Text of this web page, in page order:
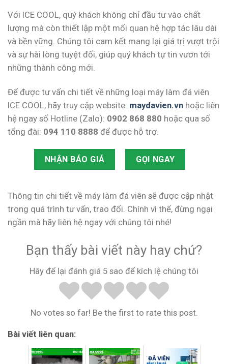
Với ICE COOL, quý khách không chỉ đầu tư vào chất
lượng mà còn thiết lập một mối quan hệ hợp tác lâu dài
và bền vững. Chúng tôi cam kết mang lại giá trị vượt trội
và sự hài lòng tuyệt đối, giúp quý khách tự tin vươn tới
những thành công mới.
Để được tư vấn chi tiết về những loại máy làm đá viên
ICE COOL, hãy truy cập website: maydavien.vn hoặc liên
hệ ngay số Hotline (Zalo): 0902 868 880 hoặc qua số
tổng đài: 094 110 8888 để được hỗ trợ.
NHẬN BÁO GIÁ GỌI NGAY
Thông tin chi tiết về máy làm đá viên sẽ được cập nhật
trong quá trình tư vấn, trao đổi. Chính vì thế, đừng ngại
ngần mà hãy liên hệ ngay với chúng tôi nhé!
Bạn thấy bài viết này hay chứ?
Hãy để lại đánh giá 5 sao để kích lệ chúng tôi
No votes so far! Be the first to rate this post.
Bài viết liên quan: